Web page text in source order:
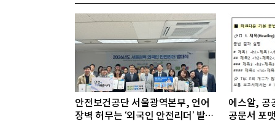
안전보건공단 서울광역본부, 언어
장벽 허무는 ‘외국인 안전리더’ 발대
에스알, 공
공문서 포